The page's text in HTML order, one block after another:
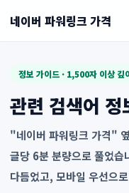
네이버 파워링크 가격
정보 가이드 · 1,500자 이상 깊
관련 검색어
"네이버 파워링크 가격"
글당 6분 분량으로 풀었습
다듬었고, 모바일 우선으